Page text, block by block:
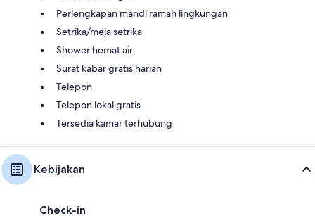
Perlengkapan mandi ramah lingkungan
Setrika/meja setrika
Shower hemat air
Surat kabar gratis harian
Telepon
Telepon lokal gratis
Tersedia kamar terhubung
Kebijakan
Check-in